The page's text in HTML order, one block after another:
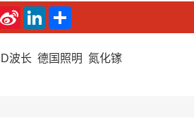
W
e
S
n
W
L
n
e
波长 德国照明 氮化镓